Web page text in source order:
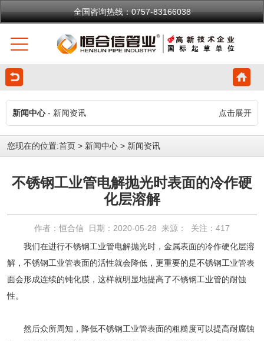
全国咨询热线：0757-83166038
新闻中心- 新闻资讯 点击展开
您现在的位置:首页 > 新闻中心 > 新闻资讯
不锈钢工业管电解抛光时表面的冷作硬
化层溶解
作者：恒合信 日期：2020-05-28 来源： 关注： 417
我们在进行不锈钢工业管电解抛光时，金属表面的冷作硬化层溶
解， 不锈钢工业管表面的活性就会降低，更重要的是不锈钢工业管表
面会形成连续的钝化膜，这样就明显地提高了不锈钢工业管的耐蚀
性。
然后众所周知，降低不锈钢工业管表面的粗糙度可以提高耐腐蚀